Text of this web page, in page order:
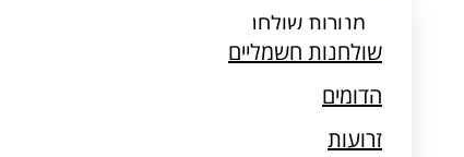
מנורות שולחן
מעמדים למחשב וטאבלט
שולחנות חשמליים
הדומים
זרועות